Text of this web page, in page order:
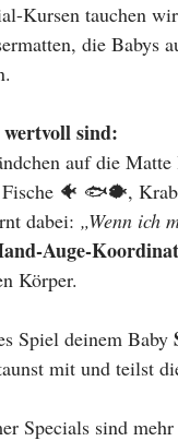
Kursen tauchen
die
sind:
auf die
🐠 🐟🐡,
dabei: „Wenn ich
Auge-
Körper.
Spiel deinem Baby
mit und teilst
Specials sind